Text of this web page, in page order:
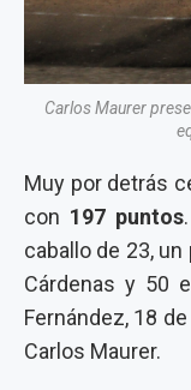
Carlos Maurer
Muy por detrás
con 197 puntos
caballo de 23,
Cárdenas y 50
Fernández, 18
Carlos Maurer.